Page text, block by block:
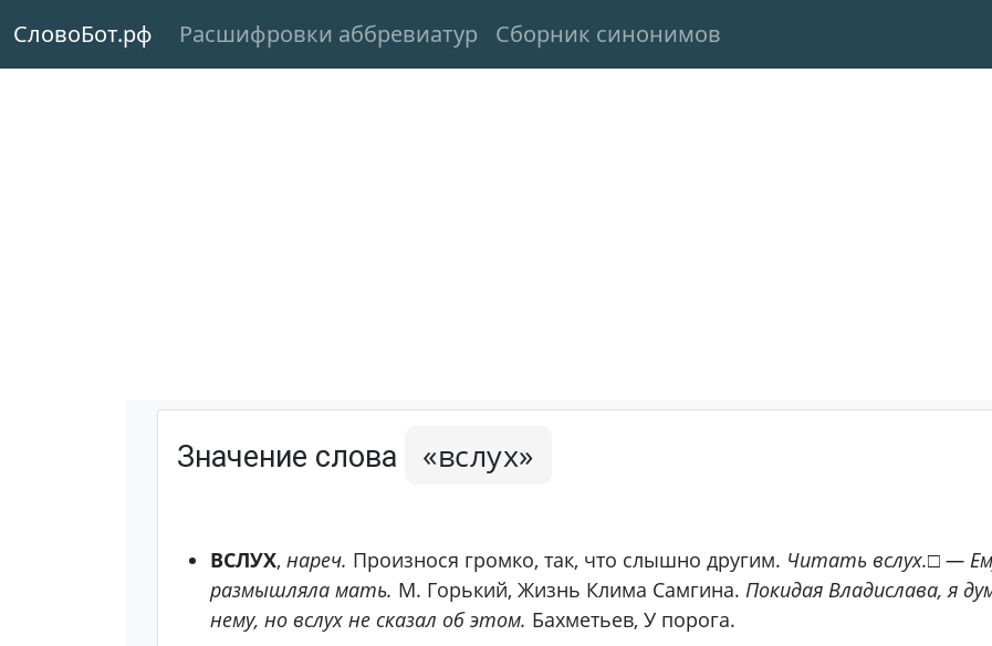
СловоБот.рф Расшифровки аббревиатур Сборник синонимов
Значение слова «вслух»
ВСЛУХ, нареч. Произнося громко, так, что слышно другим. Читать вслух.□ —
размышляла мать. М. Горький, Жизнь Клима Самгина. Покидая Владислава, я
нему, но вслух не сказал об этом. Бахметьев, У порога.